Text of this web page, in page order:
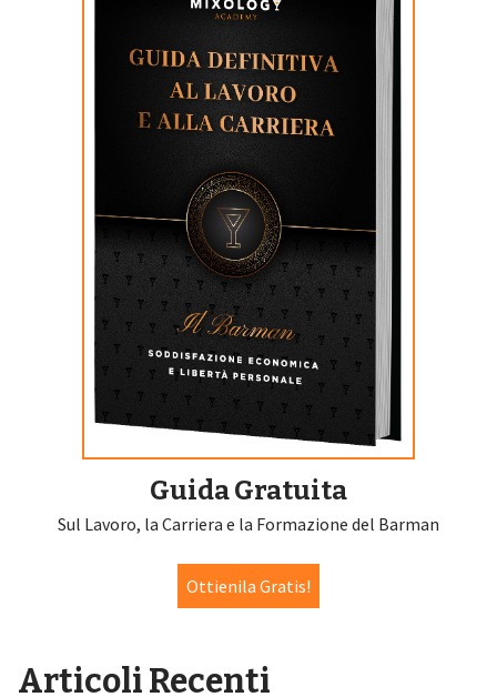
Guida Gratuita
Sul Lavoro, la Carriera e la Formazione del Barman
Ottienila Gratis!
Articoli Recenti